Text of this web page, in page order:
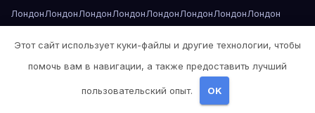
ЛондонЛондонЛондонЛондонЛондонЛондонЛондонЛондон
Лондон Лондон Лос-Анджелес Лос-Анджелес
Лос-АнджелесЛос-АнджелесЛос-АнджелесЛос-Анджелес
Лос-АнджелесЛос-АнджелесЛос-Анджелес
Этот сайт использует куки-файлы и другие технологии, чтобы
помочь вам в навигации, а также предоставить лучший
пользовательский опыт. OK